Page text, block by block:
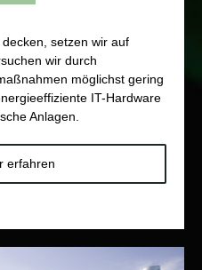
setzen wir auf
wir durch
möglichst gering
IT-Hardware
Anlagen.
erfahren